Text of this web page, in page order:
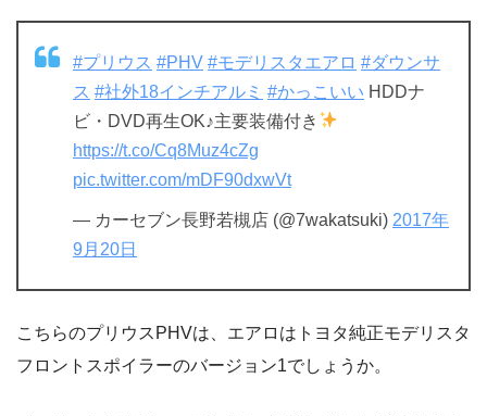
#プリウス #PHV #モデリスタエアロ #ダウンサ
ス #社外18インチアルミ #かっこいい HDDナ
ビ・DVD再生OK♪主要装備付き
https://t.co/Cq8Muz4cZg
pic.twitter.com/mDF90dxwVt
— カーセブン長野若槻店 (@7wakatsuki) 2017年
9月20日
こちらのプリウスPHVは、エアロはトヨタ純正モデリスタ
フロントスポイラーのバージョン1でしょうか。